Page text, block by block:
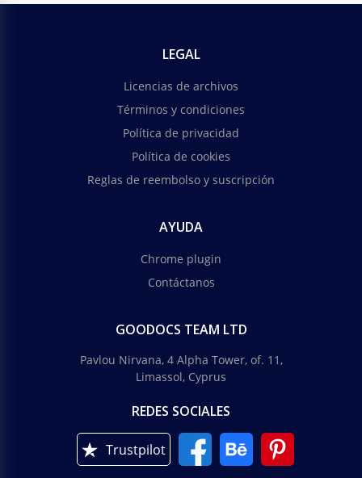
LEGAL
Licencias de archivos
Términos y condiciones
Política de privacidad
Política de cookies
Reglas de reembolso y suscripción
AYUDA
Chrome plugin
Contáctanos
GOODOCS TEAM LTD
Pavlou Nirvana, 4 Alpha Tower, of. 11,
Limassol, Cyprus
REDES SOCIALES
Trustpilot